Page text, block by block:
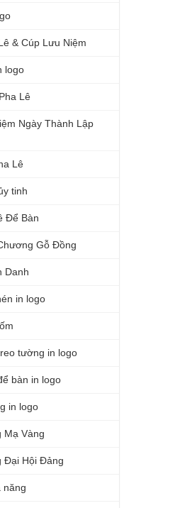
& Cúp Lưu Niệm
logo
Lê
Ngày Thành Lập
Lê
tinh
Để Bàn
Gỗ Đồng
Danh
in logo
tường in logo
bàn in logo
in logo
Mạ Vàng
Đại Hội Đảng
năng